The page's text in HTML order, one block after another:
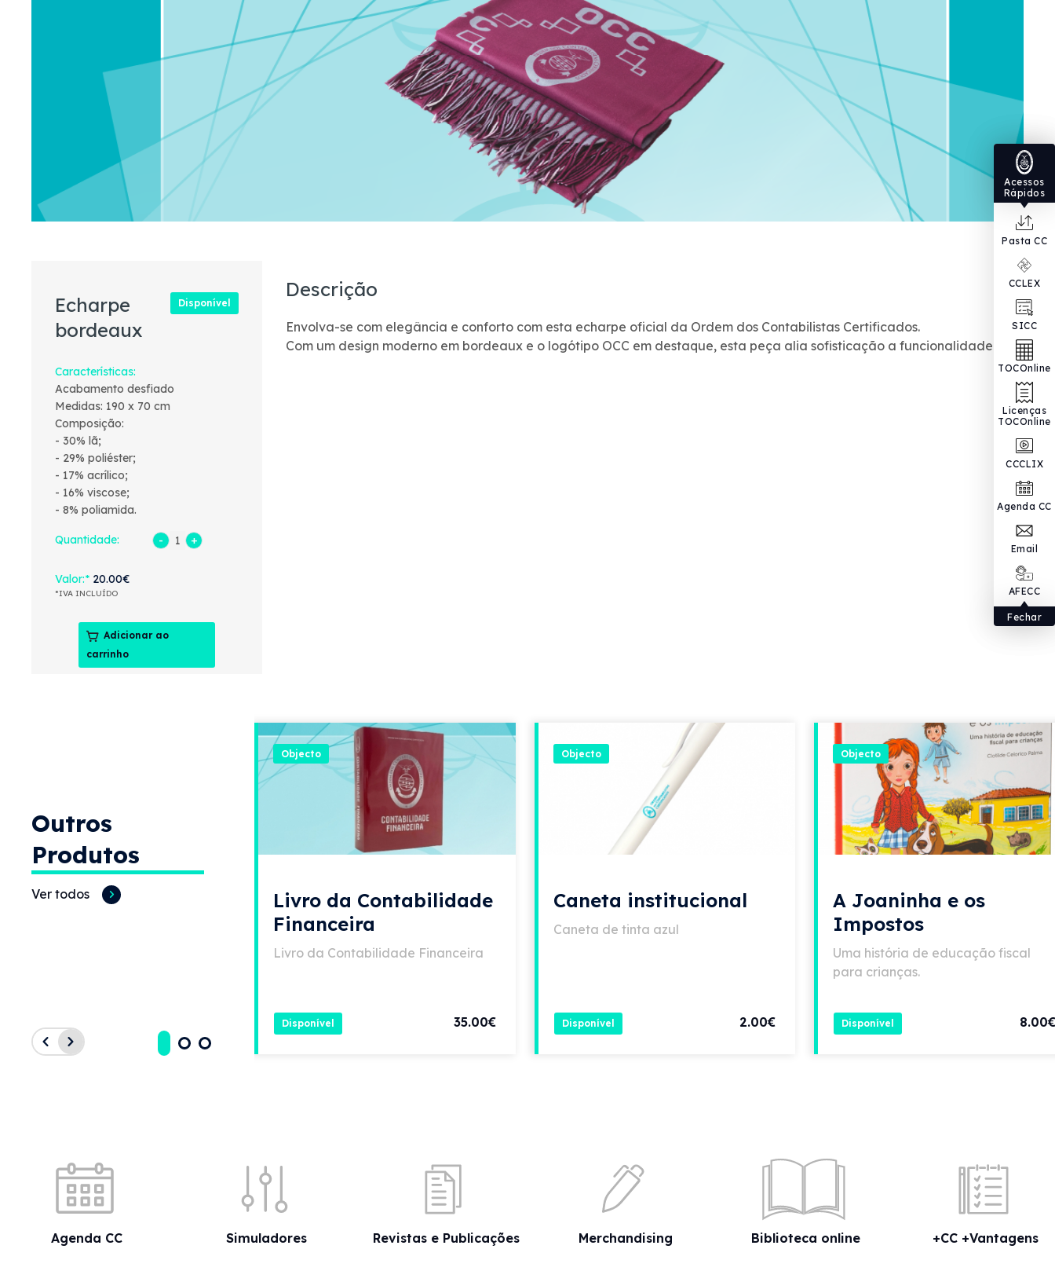
Acessos
Rápidos
Pasta CC
CCLEX
SICC
TOCOnline
Licenças
TOCOnline
CCCLIX
Agenda CC
Email
AFECC
Fechar
Echarpe
bordeaux
Disponível
Características
Acabamento desfiado
Medidas: 190 x 70 cm
Composição:
- 30% lã;
- 29% poliéster;
- 17% acrílico;
- 16% viscose;
- 8% poliamida.
Quantidade:
Valor 20.00€
*IVA INCLUÍDO
Adicionar ao
carrinho
Descrição
Envolva-se com elegância e conforto com esta echarpe oficial da Ordem dos Contabilistas Certificados.
Com um design moderno em bordeaux e o logótipo OCC em destaque, esta peça alia sofisticação a funcionalidade.
Outros
Produtos
Ver todos
Objecto
Livro da Contabilidade
Financeira
Livro da Contabilidade Financeira
35.00€
Disponível
Objecto
Caneta institucional
Caneta de tinta azul
2.00€
Disponível
Objecto
A Joaninha e os
Impostos
Uma história de educação fiscal
para crianças.
8.00€
Disponível
Agenda CC Simuladores Revistas e Publicações Merchandising Biblioteca online +CC +Vantagens